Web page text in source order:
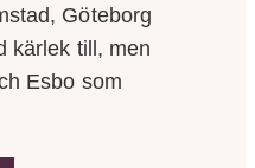
Göteborg
kärlek till, men
Esbo som